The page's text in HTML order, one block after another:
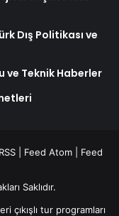
Dış Politikası ve
ve Teknik Haberler
Feed Atom
Feed
Saklıdır.
çıkışlı tur programları